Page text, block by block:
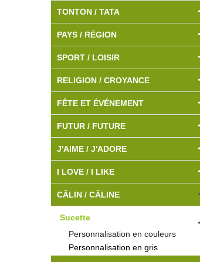
TONTON / TATA
PAYS / RÉGION
SPORT / LOISIR
RELIGION / CROYANCE
FÊTE ET ÉVÉNEMENT
FUTUR / FUTURE
J'AIME / J'ADORE
I LOVE / I LIKE
CÂLIN / CÂLINE
Sucette
Personnalisation en couleurs
Personnalisation en gris